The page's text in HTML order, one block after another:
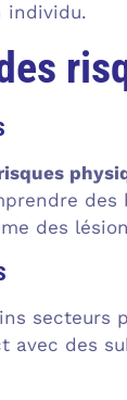
individu.
des
secteurs
avec des